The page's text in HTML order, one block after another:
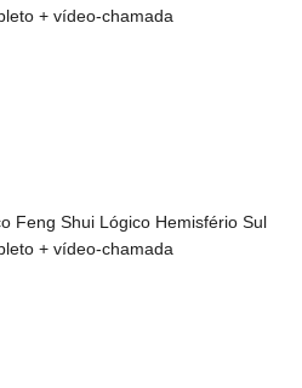
+ vídeo-chamada
Feng Shui Lógico Hemisfério Sul
+ vídeo-chamada